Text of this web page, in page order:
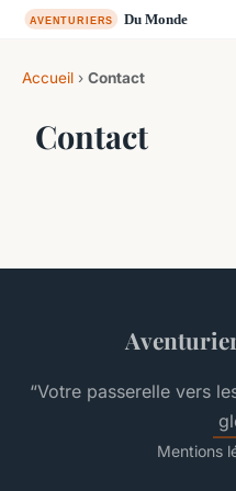
Accueil › Contact
Contact
“Votre passerelle vers
Mentions